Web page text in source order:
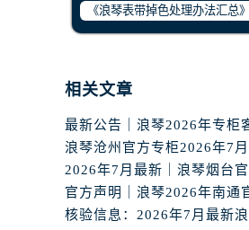
辽宁省本溪
辽宁省朝阳
辽宁省葫芦
辽宁省辽阳
辽宁省盘锦
相关文章